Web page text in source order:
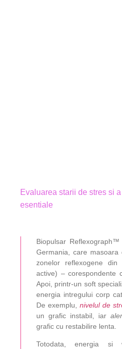
Evaluarea starii de stres si
esentiale
Biopulsar Reflexograph™
Germania, care
zonelor reflexogene din
active) – corespondente
Apoi, printr-un soft
energia intregului corp
De exemplu, nivelul de
un grafic instabil, iar
grafic cu restabilire lenta.
Totodata, energia si